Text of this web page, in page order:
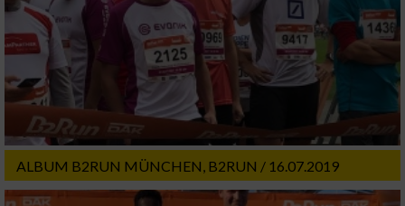
ALBUM B2RUN MÜNCHEN, B2RUN / 16.07.2019